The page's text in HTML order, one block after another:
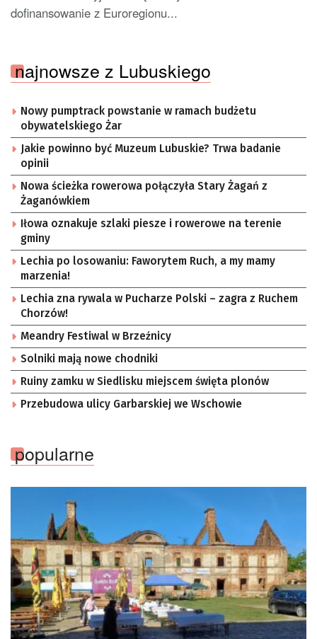
dofinansowanie z Euroregionu...
najnowsze z Lubuskiego
Nowy pumptrack powstanie w ramach budżetu
obywatelskiego Żar
Jakie powinno być Muzeum Lubuskie? Trwa badanie
opinii
Nowa ścieżka rowerowa połączyła Stary Żagań z
Żaganówkiem
Iłowa oznakuje szlaki piesze i rowerowe na terenie
gminy
Lechia po losowaniu: Faworytem Ruch, a my mamy
marzenia!
Lechia zna rywala w Pucharze Polski – zagra z Ruchem
Chorzów!
Meandry Festiwal w Brzeźnicy
Solniki mają nowe chodniki
Ruiny zamku w Siedlisku miejscem święta plonów
Przebudowa ulicy Garbarskiej we Wschowie
popularne